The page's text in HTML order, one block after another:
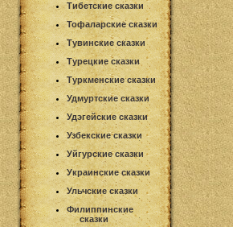
Тибетские сказки
Тофаларские сказки
Тувинские сказки
Турецкие сказки
Туркменские сказки
Удмуртские сказки
Удэгейские сказки
Узбекские сказки
Уйгурские сказки
Украинские сказки
Ульчские сказки
Филиппинские
сказки